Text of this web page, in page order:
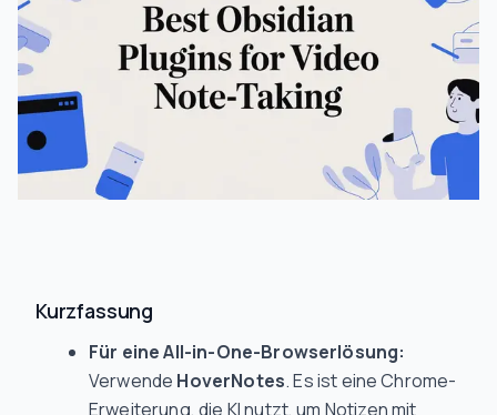
Kurzfassung
Für eine All-in-One-Browserlösung:
Verwende HoverNotes. Es ist eine Chrome-
Erweiterung, die KI nutzt, um Notizen mit